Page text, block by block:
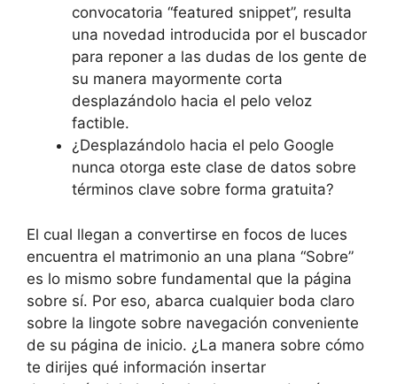
convocatoria “featured snippet”, resulta
una novedad introducida por el buscador
para reponer a las dudas de los gente de
su manera mayormente corta
desplazándolo hacia el pelo veloz
factible.
¿Desplazándolo hacia el pelo Google
nunca otorga este clase de datos sobre
términos clave sobre forma gratuita?
El cual llegan a convertirse en focos de luces
encuentra el matrimonio an una plana “Sobre”
es lo mismo sobre fundamental que la página
sobre sí. Por eso, abarca cualquier boda claro
sobre la lingote sobre navegación conveniente
de su página de inicio. ¿La manera sobre cómo
te dirijes qué información insertar